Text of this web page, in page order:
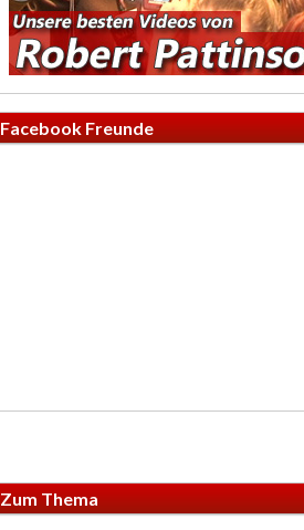
Facebook Freunde
Zum Thema